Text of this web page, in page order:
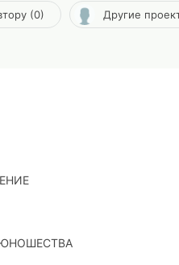
(0) Другие
ЮНОШЕСТВА